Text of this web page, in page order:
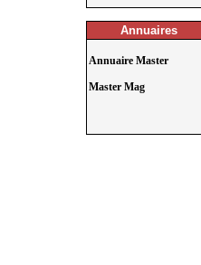
Annuaires
Annuaire Master
Master Mag